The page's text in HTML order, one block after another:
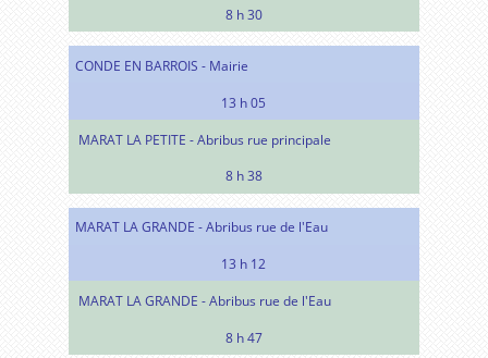
8 h 30
CONDE EN BARROIS - Mairie
13 h 05
MARAT LA PETITE - Abribus rue principale
8 h 38
MARAT LA GRANDE - Abribus rue de l'Eau
13 h 12
MARAT LA GRANDE - Abribus rue de l'Eau
8 h 47